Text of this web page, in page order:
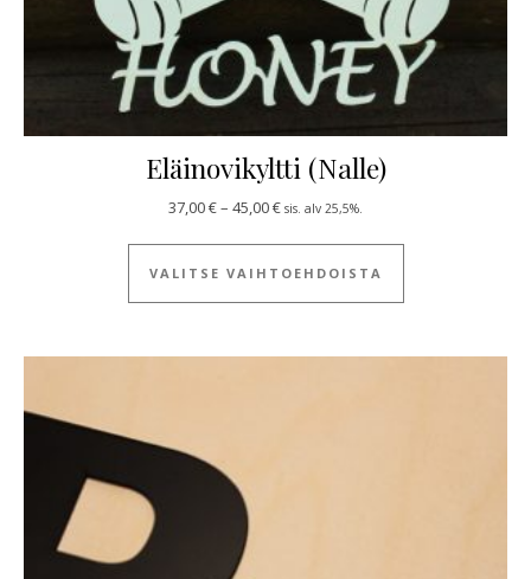
Eläinovikyltti (Nalle)
37,00€– 45,00€Hintaluokka: 37,00 € - 45,00 €
sis. alv 25,5%.
VALITSE VAIHTOEHDOISTA
Tällä tuotteella